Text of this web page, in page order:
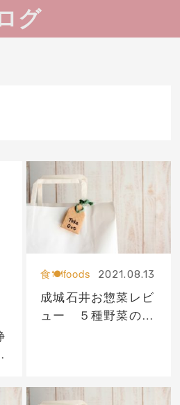
グ
食🍽foods 2021.08.13
成城石井お惣菜レビ
ュー ５種野菜の牛